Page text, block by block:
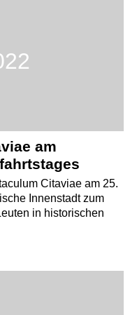
am
Citaviae am 25.
Innenstadt zum
in historischen